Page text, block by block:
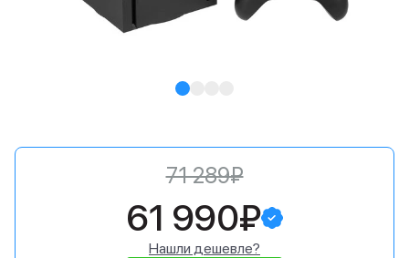
71 289₽
61 990₽
Нашли дешевле?